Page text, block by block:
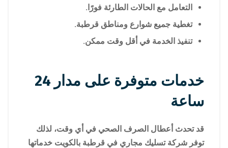
التعامل مع الحالات الطارئة فورًا.
تغطية جميع شوارع ومناطق قرطبة.
تنفيذ الخدمة في أقل وقت ممكن.
خدمات متوفرة على مدار 24
ساعة
قد تحدث أعطال الصرف الصحي في أي وقت، لذلك
توفر شركة تسليك مجاري في قرطبة بالكويت خدماتها